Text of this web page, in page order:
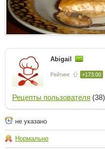
Abigail
Рейтинг +173.00
Рецепты пользователя (38)
не указано
Нормально